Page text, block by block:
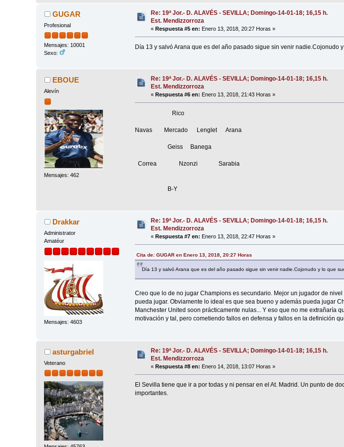
GUGAR
Profesional
Mensajes: 10001
Sexo:
Re: 19ª Jor.- D. ALAVÉS - SEVILLA; Domingo-14-01-18; 16,15 h.
Est. Mendizzorroza
«Respuesta #5 en: Enero 13, 2018, 20:27 Horas »
Día 13 y salvó Arana que es del año pasado sigue sin venir nadie.Cojonudo
EBOUE
Alevín
Mensajes: 462
Re: 19ª Jor.- D. ALAVÉS - SEVILLA; Domingo-14-01-18; 16,15 h.
Est. Mendizzorroza
« Respuesta #6 en: Enero 13, 2018, 21:43 Horas »
Rico
Navas Mercado Lenglet Arana
Geiss Banega
Correa Nzonzi Sarabia
B-Y
Drakkar
Administrator
Amatéur
Mensajes: 4603
Re: 19ª Jor.- D. ALAVÉS - SEVILLA; Domingo-14-01-18; 16,15 h.
Est. Mendizzorroza
«Respuesta #7 en: Enero 13, 2018, 22:47 Horas »
Cita de: GUGAR en Enero 13, 2018, 20:27 Horas
Día 13 y salvó Arana que es del año pasado sigue sin venir nadie.Cojonudo y lo que
Creo que lo de no jugar Champions es secundario. Mejor un jugador de
pueda jugar. Obviamente lo ideal es que sea bueno y además pueda jugar
Manchester United soon prácticamente nulas... Y eso que no me extrañaría
motivación y tal, pero cometiendo fallos en defensa y fallos en la definición
asturgabriel
Veterano
Re: 19ª Jor.- D. ALAVÉS - SEVILLA; Domingo-14-01-18; 16,15 h.
Est. Mendizzorroza
«Respuesta #8 en: Enero 14, 2018, 13:07 Horas »
El Sevilla tiene que ir a por todas y ni pensar en el At. Madrid. Un punto de
importantes.